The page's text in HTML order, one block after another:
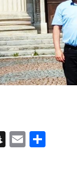
Snapchat
Email